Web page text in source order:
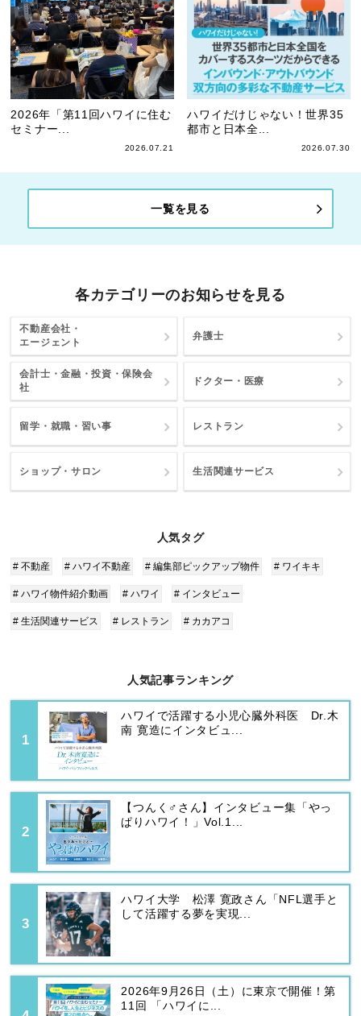
2026年「第11回ハワイに住む
セミナー...
2026.07.21
ハワイだけじゃない！世界35
都市と日本全...
2026.07.30
一覧を見る
各カテゴリーのお知らせを見る
不動産会社・
エージェント
弁護士
会計士・金融・投資・保険会
社
ドクター・医療
留学・就職・習い事 レストラン
ショップ・サロン 生活関連サービス
人気タグ
# 不動産 # ハワイ不動産 # 編集部ピックアップ物件 # ワイキキ
# ハワイ物件紹介動画 # ハワイ # インタビュー
# 生活関連サービス # レストラン # カカアコ
人気記事ランキング
ハワイで活躍する小児心臓外科医 Dr.木
南 寛造にインタビュ...
【つんく♂さん】インタビュー集「やっ
ぱりハワイ！」Vol.1...
ハワイ大学 松澤 寛政さん「NFL選手と
して活躍する夢を実現...
2026年9月26日（土）に東京で開催！第
11回 「ハワイに...